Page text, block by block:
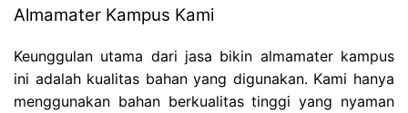
Almamater Kampus Kami
Keunggulan utama dari jasa bikin almamater kampus
ini adalah kualitas bahan yang digunakan. Kami hanya
menggunakan bahan berkualitas tinggi yang nyaman